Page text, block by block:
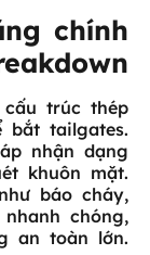
chính
trúc thép
bắt tailgates.
nhận dạng
khuôn mặt.
báo cháy,
chóng,
an toàn lớn.